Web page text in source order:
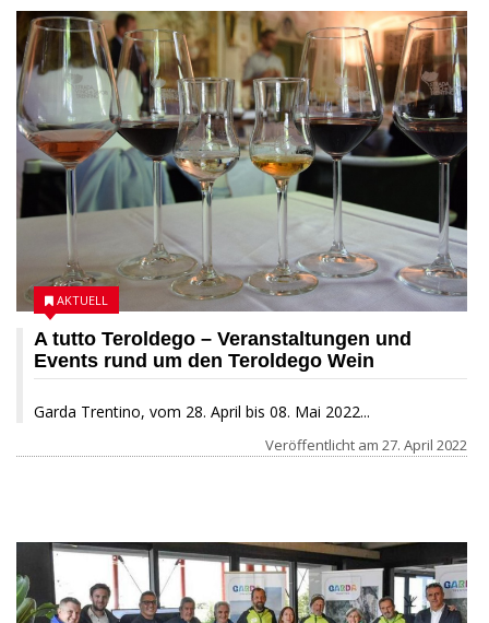
A tutto Teroldego – Veranstaltungen und
Events rund um den Teroldego Wein
Garda Trentino, vom 28. April bis 08. Mai 2022...
AKTUELL
Veröffentlicht am 27. April 2022
19 APRIL 2022